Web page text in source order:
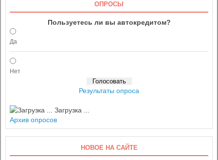
ОПРОСЫ
Пользуетесь ли вы автокредитом?
Да
Нет
Результаты опроса
Загрузка ...
Архив опросов
НОВОЕ НА САЙТЕ